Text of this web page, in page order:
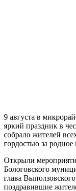
9 августа в
яркий праздник в
собрало жителей
гордостью за родное
Открыли
Бологовского
глава
поздравившие